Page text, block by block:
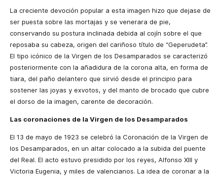
La creciente devoción popular a esta imagen hizo que dejase de
ser puesta sobre las mortajas y se venerara de pie,
conservando su postura inclinada debida al cojín sobre el que
reposaba su cabeza, origen del cariñoso título de “Geperudeta”.
El tipo icónico de la Virgen de los Desamparados se caracterizó
posteriormente con la añadidura de la corona alta, en forma de
tiara, del paño delantero que sirvió desde el principio para
sostener las joyas y exvotos, y del manto de brocado que cubre
el dorso de la imagen, carente de decoración.
Las coronaciones de la Virgen de los Desamparados
El 13 de mayo de 1923 se celebró la Coronación de la Virgen de
los Desamparados, en un altar colocado a la subida del puente
del Real. El acto estuvo presidido por los reyes, Alfonso XIII y
Victoria Eugenia, y miles de valencianos. La idea de coronar a la